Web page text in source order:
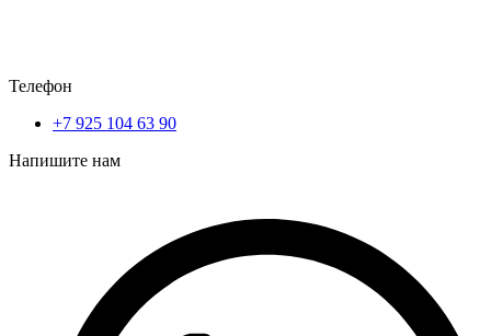
Телефон
+7 925 104 63 90
Напишите нам